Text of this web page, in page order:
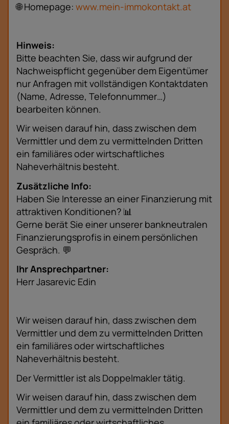
🌐 Homepage: www.mein-immokontakt.at
Hinweis:
Bitte beachten Sie, dass wir aufgrund der
Nachweispflicht gegenüber dem Eigentümer
nur Anfragen mit vollständigen Kontaktdaten
(Name, Adresse, Telefonnummer…)
bearbeiten können.
Wir weisen darauf hin, dass zwischen dem
Vermittler und dem zu vermittelnden Dritten
ein familiäres oder wirtschaftliches
Naheverhältnis besteht.
Zusätzliche Info:
Haben Sie Interesse an einer Finanzierung mit
attraktiven Konditionen? 📊
Gerne berät Sie einer unserer bankneutralen
Finanzierungsprofis in einem persönlichen
Gespräch. 💬
Ihr Ansprechpartner:
Herr Jasarevic Edin
Wir weisen darauf hin, dass zwischen dem
Vermittler und dem zu vermittelnden Dritten
ein familiäres oder wirtschaftliches
Naheverhältnis besteht.
Der Vermittler ist als Doppelmakler tätig.
Wir weisen darauf hin, dass zwischen dem
Vermittler und dem zu vermittelnden Dritten